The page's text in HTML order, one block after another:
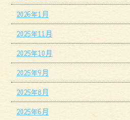
2026年1月
2025年11月
2025年10月
2025年9月
2025年8月
2025年6月